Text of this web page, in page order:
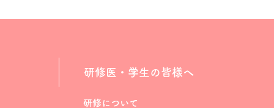
研修医・学生の皆様へ
研修について